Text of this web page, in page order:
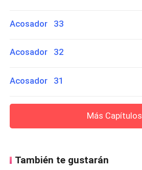
Acosador 33
Acosador 32
Acosador 31
Más Capítulos
También te gustarán